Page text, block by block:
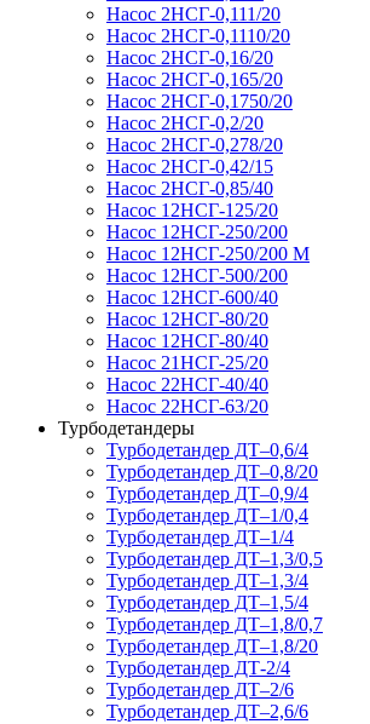
Насос 2НСГ-0,111/20
Насос 2НСГ-0,1110/20
Насос 2НСГ-0,16/20
Насос 2НСГ-0,165/20
Насос 2НСГ-0,1750/20
Насос 2НСГ-0,2/20
Насос 2НСГ-0,278/20
Насос 2НСГ-0,42/15
Насос 2НСГ-0,85/40
Насос 12НСГ-125/20
Насос 12НСГ-250/200
Насос 12НСГ-250/200 М
Насос 12НСГ-500/200
Насос 12НСГ-600/40
Насос 12НСГ-80/20
Насос 12НСГ-80/40
Насос 21НСГ-25/20
Насос 22НСГ-40/40
Насос 22НСГ-63/20
Турбодетандеры
Турбодетандер ДТ–0,6/4
Турбодетандер ДТ–0,8/20
Турбодетандер ДТ–0,9/4
Турбодетандер ДТ–1/0,4
Турбодетандер ДТ–1/4
Турбодетандер ДТ–1,3/0,5
Турбодетандер ДТ–1,3/4
Турбодетандер ДТ–1,5/4
Турбодетандер ДТ–1,8/0,7
Турбодетандер ДТ–1,8/20
Турбодетандер ДТ-2/4
Турбодетандер ДТ–2/6
Турбодетандер ДТ–2,6/6